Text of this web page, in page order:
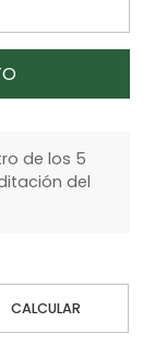
de los 5
del
CALCULAR